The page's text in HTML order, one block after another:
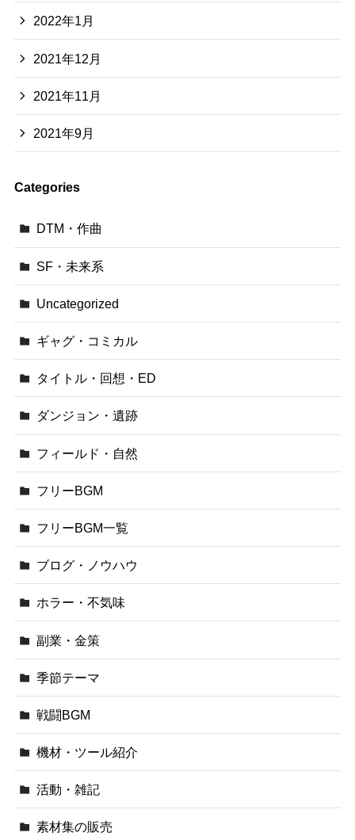
2022年1月
2021年12月
2021年11月
2021年9月
Categories
DTM・作曲
SF・未来系
Uncategorized
ギャグ・コミカル
タイトル・回想・ED
ダンジョン・遺跡
フィールド・自然
フリーBGM
フリーBGM一覧
ブログ・ノウハウ
ホラー・不気味
副業・金策
季節テーマ
戦闘BGM
機材・ツール紹介
活動・雑記
素材集の販売